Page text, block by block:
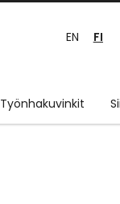
EN FI
Työnhakuvinkit